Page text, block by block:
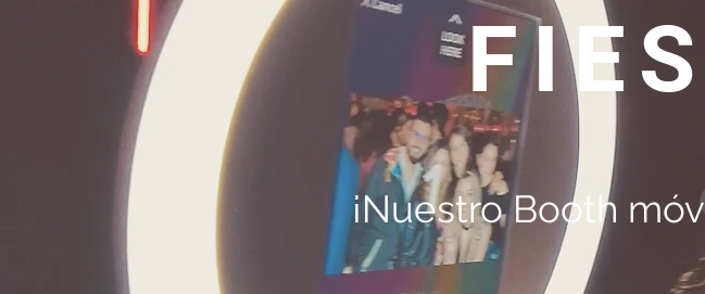
¡Nuestro Booth